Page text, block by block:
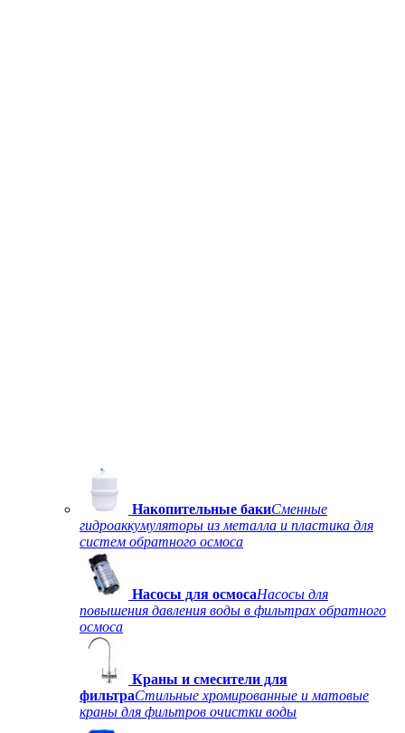
Накопительные бакиСменные
гидроаккумуляторы из металла и пластика для
систем обратного осмоса
Насосы для осмосаНасосы для
повышения давления воды в фильтрах обратного
осмоса
Краны и смесители для
фильтраСтильные хромированные и матовые
краны для фильтров очистки воды